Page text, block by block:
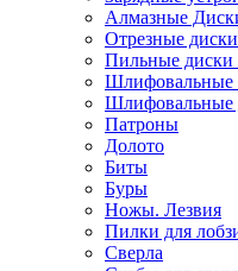
Алмазные
Отрезные
Пильные диски
Шлифовальные
Шлифовальные
Патроны
Долото
Биты
Буры
Ножы. Лезвия
Пилки для
Сверла